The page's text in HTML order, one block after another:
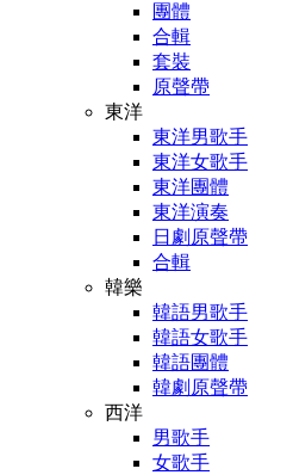
團體
合輯
套裝
原聲帶
東洋
東洋男歌手
東洋女歌手
東洋團體
東洋演奏
日劇原聲帶
合輯
韓樂
韓語男歌手
韓語女歌手
韓語團體
韓劇原聲帶
西洋
男歌手
女歌手